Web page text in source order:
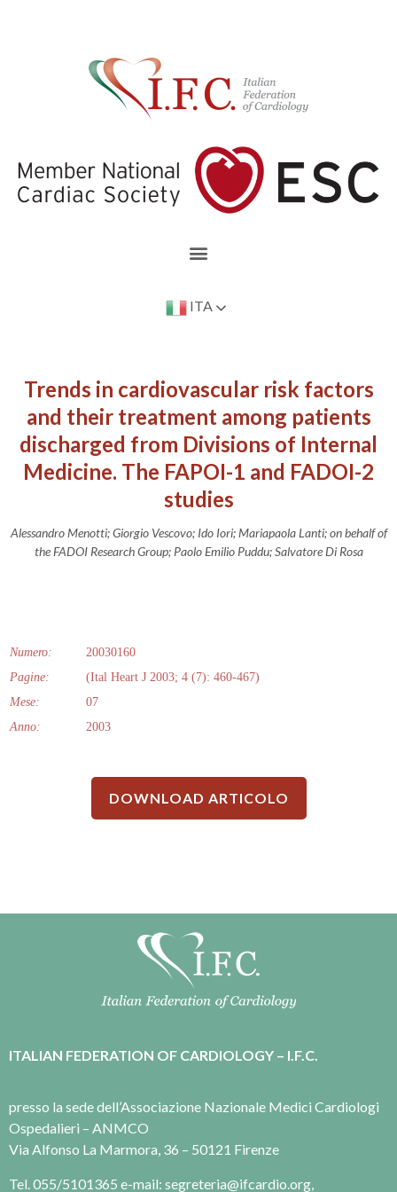
ITA
Trends in cardiovascular risk factors
and their treatment among patients
discharged from Divisions of Internal
Medicine. The FAPOI-1 and FADOI-2
studies
Alessandro Menotti; Giorgio Vescovo; Ido Iori; Mariapaola Lanti; on behalf of
the FADOI Research Group; Paolo Emilio Puddu; Salvatore Di Rosa
Numero:
20030160
Pagine:
(Ital Heart J 2003; 4 (7): 460-467)
Mese:
07
Anno:
2003
DOWNLOAD ARTICOLO
ITALIAN FEDERATION OF CARDIOLOGY – I.F.C.
presso la sede dell’Associazione Nazionale Medici Cardiologi
Ospedalieri – ANMCO
Via Alfonso La Marmora, 36 – 50121 Firenze
Tel. 055/5101365 e-mail: segreteria@ifcardio.org,